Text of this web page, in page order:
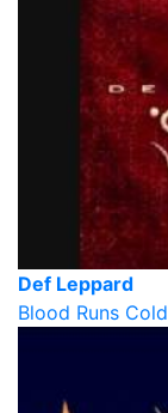
Def Leppard
Blood Runs Cold